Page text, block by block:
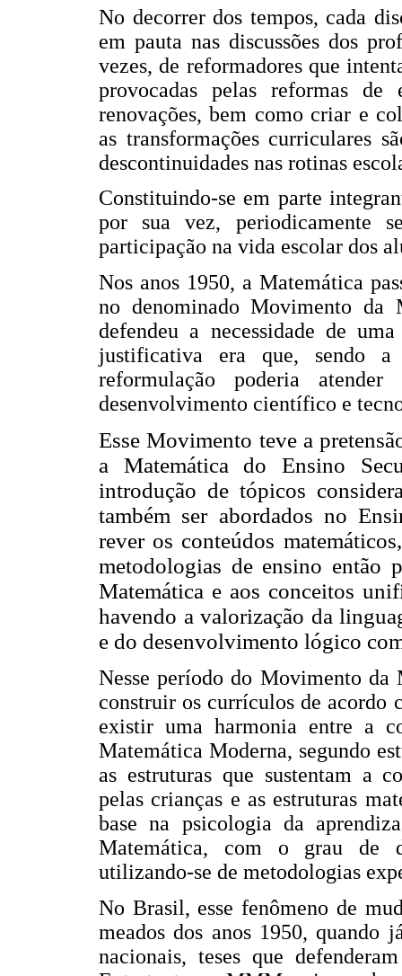
No decorrer dos tempos, cada
em pauta nas discussões dos
vezes, de reformadores que
provocadas pelas reformas de
renovações, bem como criar e
as transformações curriculares
descontinuidades nas rotinas
Constituindo-se em parte
por sua vez, periodicamente
participação na vida escolar dos
Nos anos 1950, a Matemática
no denominado Movimento da
defendeu a necessidade de
justificativa era que, sendo a
reformulação poderia
desenvolvimento científico e
Esse Movimento teve a
a Matemática do Ensino
introdução de tópicos
também ser abordados no
rever os conteúdos
metodologias de ensino então
Matemática e aos conceitos
havendo a valorização da
e do desenvolvimento lógico
Nesse período do Movimento da
construir os currículos de acordo
existir uma harmonia entre a
Matemática Moderna, segundo
as estruturas que sustentam a
pelas crianças e as estruturas
base na psicologia da
Matemática, com o grau de
utilizando-se de metodologias
No Brasil, esse fenômeno de
meados dos anos 1950, quando
nacionais, teses que